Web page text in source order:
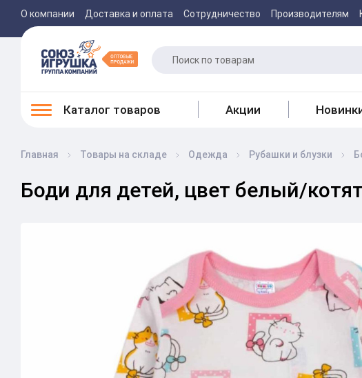
О компании Доставка и оплата Сотрудничество Производителям
Каталог товаров Акции
Главная Товары на складе Одежда Рубашки и блузки
Боди для детей, цвет белый/